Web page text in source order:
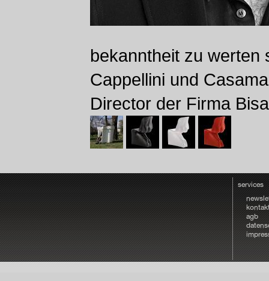
bekanntheit zu werten
Cappellini und
Director der Firma
services
agb